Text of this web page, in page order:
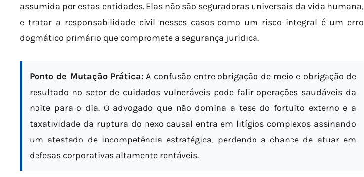
assumida por estas entidades. Elas não são seguradoras universais da vida humana,
e tratar a responsabilidade civil nesses casos como um risco integral é um erro
dogmático primário que compromete a segurança jurídica.
Ponto de Mutação Prática: A confusão entre obrigação de meio e obrigação de
resultado no setor de cuidados vulneráveis pode falir operações saudáveis da
noite para o dia. O advogado que não domina a tese do fortuito externo e a
taxatividade da ruptura do nexo causal entra em litígios complexos assinando
um atestado de incompetência estratégica, perdendo a chance de atuar em
defesas corporativas altamente rentáveis.